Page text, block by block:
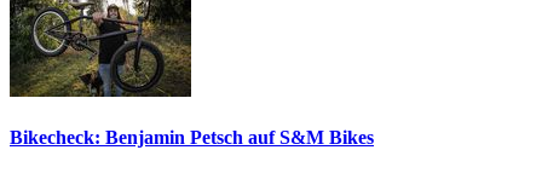
Bikecheck: Benjamin Petsch auf S&M Bikes